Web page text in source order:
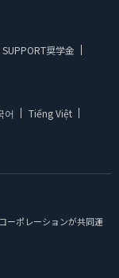
SUPPORT奨学金
어
Tiếng Việt
ーポレーションが共同運